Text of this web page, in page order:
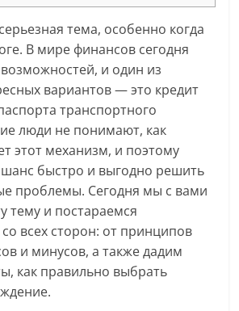
тема, особенно когда
В мире финансов сегодня
и один из
вариантов — это кредит
транспортного
люди не понимают, как
этот механизм, и поэтому
шанс быстро и выгодно решить
проблемы. Сегодня мы с вами
тему и постараемся
всех сторон: от принципов
и минусов, а также дадим
как правильно выбрать